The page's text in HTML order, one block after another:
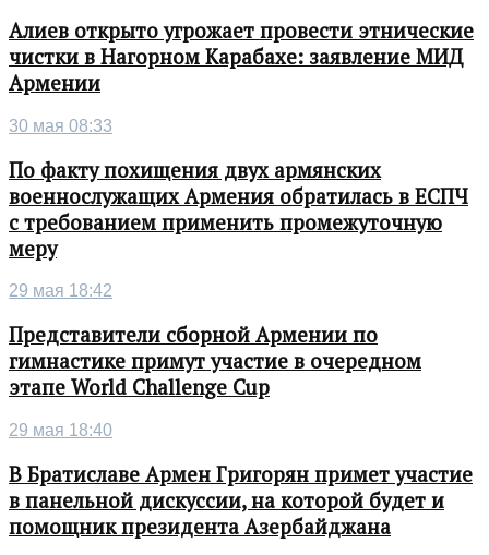
Алиев открыто угрожает провести этнические
чистки в Нагорном Карабахе: заявление МИД
Армении
30 мая 08:33
По факту похищения двух армянских
военнослужащих Армения обратилась в ЕСПЧ
с требованием применить промежуточную
меру
29 мая 18:42
Представители сборной Армении по
гимнастике примут участие в очередном
этапе World Challenge Cup
29 мая 18:40
В Братиславе Армен Григорян примет участие
в панельной дискуссии, на которой будет и
помощник президента Азербайджана